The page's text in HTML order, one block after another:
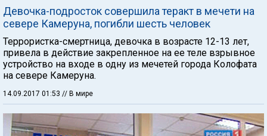
Девочка-подросток совершила теракт в мечети на
севере Камеруна, погибли шесть человек
Террористка-смертница, девочка в возрасте 12-13 лет,
привела в действие закрепленное на ее теле взрывное
устройство на входе в одну из мечетей города Колофата
на севере Камеруна.
14.09.2017 01:53 // В мире